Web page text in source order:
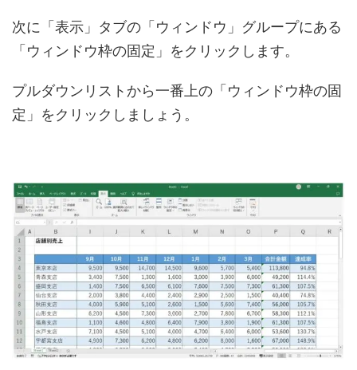
次に「表示」タブの「ウィンドウ」グループにある
「ウィンドウ枠の固定」をクリックします。
プルダウンリストから一番上の「ウィンドウ枠の固
定」をクリックしましょう。